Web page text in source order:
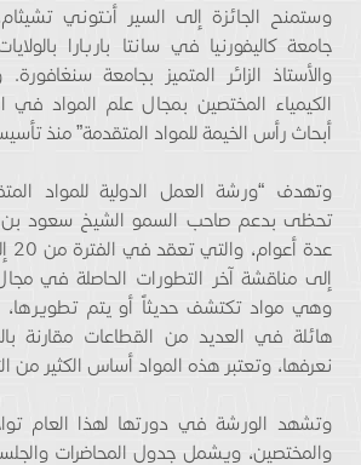
وستمنح الجائزة إلى السير أنتوني
جامعة كاليفورنيا في سانتا باربارا
والأستاذ الزائر المتميز بجامعة
الكيمياء المختصين بمجال علم المواد في
أبحاث رأس الخيمة للمواد المتقدمة” منذ تأسيسه
تحظى بدعم صاحب السمو الشيخ سعود بن
إلى مناقشة آخر التطورات الحاصلة في مجال
وهي مواد تكتشف حديثاً أو يتم تطويرها،
هائلة في العديد من القطاعات مقارنة
نعرفها، وتعتبر هذه المواد أساس الكثير من
وتشهد الورشة في دورتها لهذا العام